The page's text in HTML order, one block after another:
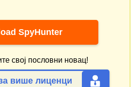
SpyHunter
свој пословни новац!
више лиценци